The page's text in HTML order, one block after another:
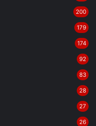
200
179
174
92
83
28
27
26